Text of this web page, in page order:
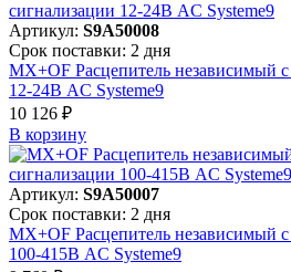
Артикул: S9A50008
Срок поставки: 2 дня
MX+OF Расцепитель независимый
12-24В AC Systeme9
10 126 ₽
В корзинy
Артикул: S9A50007
Срок поставки: 2 дня
MX+OF Расцепитель независимый
100-415В AC Systeme9